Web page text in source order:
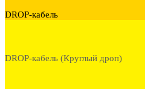
DROP-кабель
DROP-кабель (Круглый дроп)